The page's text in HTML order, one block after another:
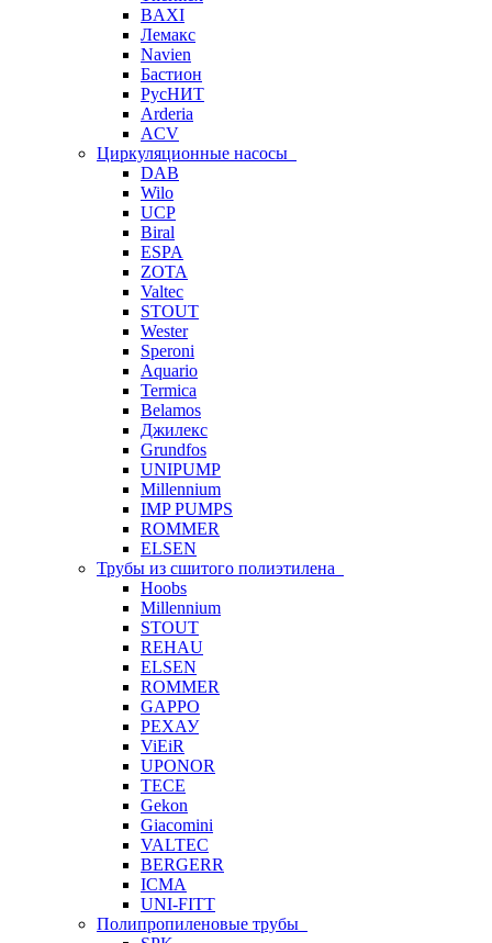
BAXI
Лемакс
Navien
Бастион
РусНИТ
Arderia
ACV
Циркуляционные насосы
DAB
Wilo
UCP
Biral
ESPA
ZOTA
Valtec
STOUT
Wester
Speroni
Aquario
Termica
Belamos
Джилекс
Grundfos
UNIPUMP
Millennium
IMP PUMPS
ROMMER
ELSEN
Трубы из сшитого полиэтилена
Hoobs
Millennium
STOUT
REHAU
ELSEN
ROMMER
GAPPO
РЕХАУ
ViEiR
UPONOR
TECE
Gekon
Giacomini
VALTEC
BERGERR
ICMA
UNI-FITT
Полипропиленовые трубы